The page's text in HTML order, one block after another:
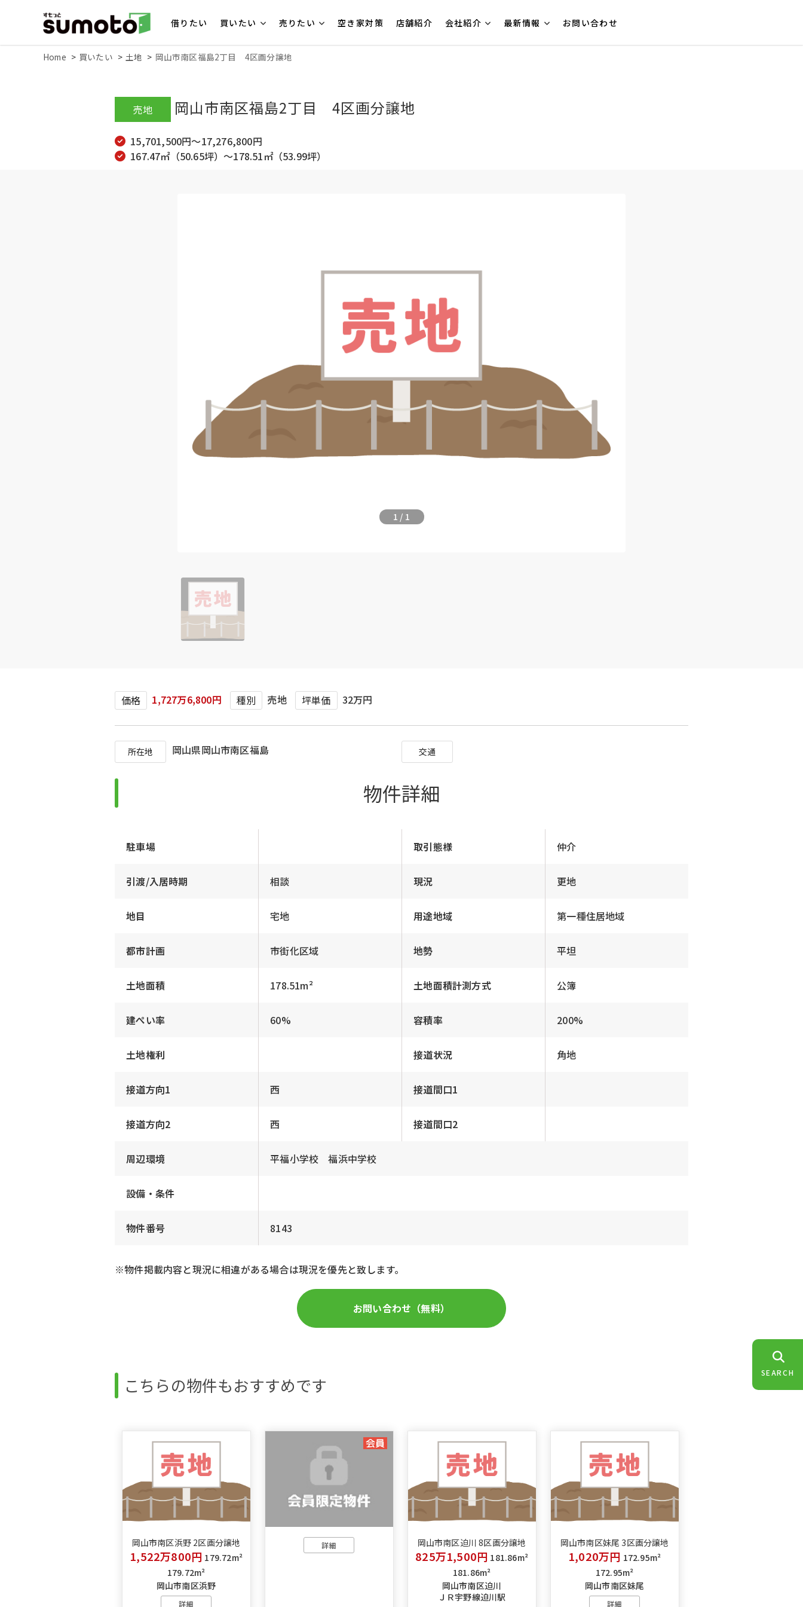
借りたい 買いたい 売りたい 空き家対策 店舗紹介 会社紹介 最新情報 お問い合わせ
Home 買いたい 土地 岡山市南区福島2丁目 4区画分譲地
売地 岡山市南区福島2丁目 4区画分譲地
15,701,500円～17,276,800円
167.47㎡（50.65坪）～178.51㎡（53.99坪）
1 / 1
価格 1,727万6,800円 種別 売地 坪単価 32万円
所在地 岡山県岡山市南区福島 交通
物件詳細
駐車場 取引態様 仲介
引渡/入居時期 相談 現況 更地
地目 宅地 用途地域 第一種住居地域
都市計画 市街化区域 地勢 平坦
土地面積 178.51m² 土地面積計測方式 公簿
建ぺい率 60% 容積率 200%
土地権利 接道状況 角地
接道方向1 西 接道間口1
接道方向2 西 接道間口2
周辺環境 平福小学校 福浜中学校
設備・条件
物件番号 8143
※物件掲載内容と現況に相違がある場合は現況を優先と致します。
お問い合わせ（無料）
こちらの物件もおすすめです
岡山市南区浜野 2区画分譲地
1,522万800円 179.72m²
179.72m²
岡山市南区浜野
詳細
詳細 岡山市南区迫川 8区画分譲地
825万1,500円 181.86m²
181.86m²
岡山市南区迫川
ＪＲ宇野線迫川駅
岡山市南区妹尾 3区画分譲地
1,020万円 172.95m²
172.95m²
岡山市南区妹尾
詳細
SEARCH